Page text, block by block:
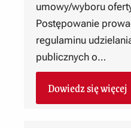
umowy/wyboru
Postępowanie
regulaminu
publicznych o…
Dowiedz się więcej